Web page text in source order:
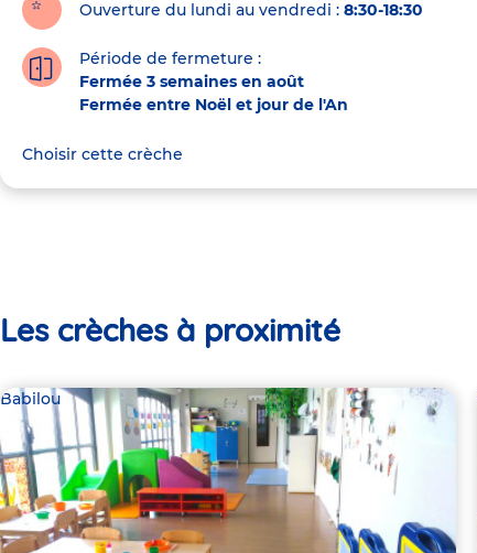
Ouverture du lundi au vendredi : 8:30-18:30
Période de fermeture :
Fermée 3 semaines en août
Fermée entre Noël et jour de l'An
Choisir cette crèche
Les crèches à proximité
Babilou